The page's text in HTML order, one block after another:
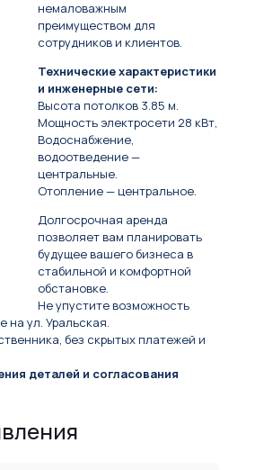
немаловажным
преимуществом для
сотрудников и клиентов.
Технические характеристики
и инженерные сети:
Высота потолков 3.85 м.
Мощность электросети 28 кВт,
Водоснабжение,
водоотведение —
центральные.
Отопление — центральное.
Долгосрочная аренда
позволяет вам планировать
будущее вашего бизнеса в
стабильной и комфортной
обстановке.
Не упустите возможность
на ул. Уральская.
без скрытых платежей и
деталей и согласования